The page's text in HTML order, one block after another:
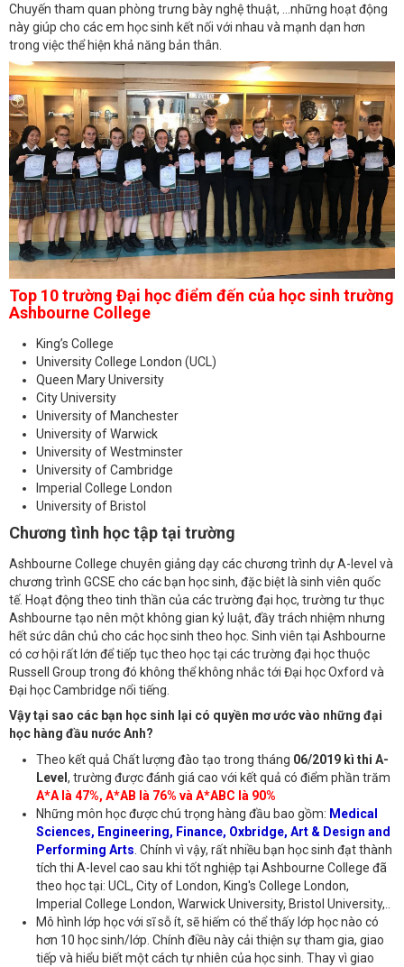
Chuyến tham quan phòng trưng bày nghệ thuật, …những hoạt động
này giúp cho các em học sinh kết nối với nhau và mạnh dạn hơn
trong việc thể hiện khả năng bản thân.
Top 10 trường Đại học điểm đến của học sinh trường
Ashbourne College
King’s College
University College London (UCL)
Queen Mary University
City University
University of Manchester
University of Warwick
University of Westminster
University of Cambridge
Imperial College London
University of Bristol
Chương tình học tập tại trường
Ashbourne College chuyên giảng dạy các chương trình dự A-level và
chương trình GCSE cho các bạn học sinh, đặc biệt là sinh viên quốc
tế. Hoạt động theo tinh thần của các trường đại học, trường tư thục
Ashbourne tạo nên một không gian kỷ luật, đầy trách nhiệm nhưng
hết sức dân chủ cho các học sinh theo học. Sinh viên tại Ashbourne
có cơ hội rất lớn để tiếp tục theo học tại các trường đại học thuộc
Russell Group trong đó không thể không nhắc tới Đại học Oxford và
Đại học Cambridge nổi tiếng.
Vậy tại sao các bạn học sinh lại có quyền mơ ước vào những đại
học hàng đầu nước Anh?
Theo kết quả Chất lượng đào tạo trong tháng 06/2019 kì thi A-
Level , trường được đánh giá cao với kết quả có điểm phần trăm
A*A là 47%, A*AB là 76% và A*ABC là 90%
Những môn học được chú trọng hàng đầu bao gồm: Medical
Sciences, Engineering, Finance, Oxbridge, Art & Design and
Performing Arts . Chính vì vậy, rất nhiều bạn học sinh đạt thành
tích thi A-level cao sau khi tốt nghiệp tại Ashbourne College đã
theo học tại: UCL, City of London, King's College London,
Imperial College London, Warwick University, Bristol University,..
Mô hình lớp học với sĩ sỗ ít, sẽ hiếm có thể thấy lớp học nào có
hơn 10 học sinh/lớp. Chính điều này cải thiện sự tham gia, giao
tiếp và hiểu biết một cách tự nhiên của học sinh. Thay vì giao